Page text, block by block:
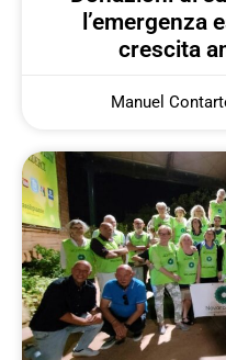
l’emergenza
crescita
Manuel